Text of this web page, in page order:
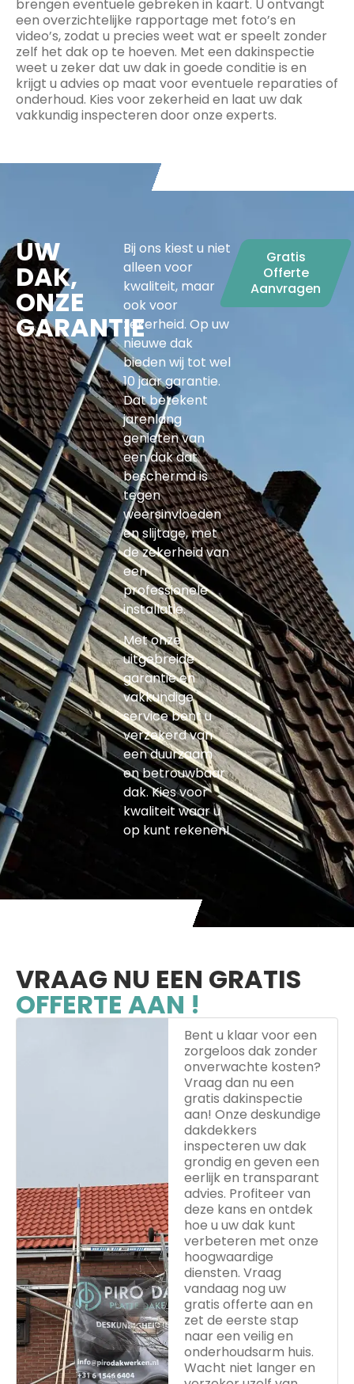
brengen eventuele gebreken in kaart. U ontvangt
een overzichtelijke rapportage met foto’s en
video’s, zodat u precies weet wat er speelt zonder
zelf het dak op te hoeven. Met een dakinspectie
weet u zeker dat uw dak in goede conditie is en
krijgt u advies op maat voor eventuele reparaties of
onderhoud. Kies voor zekerheid en laat uw dak
vakkundig inspecteren door onze experts.
UW
DAK,
ONZE
GARANTIE
Bij ons kiest u niet
alleen voor
kwaliteit, maar
ook voor
zekerheid. Op uw
nieuwe dak
bieden wij tot wel
10 jaar garantie.
Dat betekent
jarenlang
genieten van
een dak dat
beschermd is
tegen
weersinvloeden
en slijtage, met
de zekerheid van
een
professionele
installatie.
Met onze
uitgebreide
garantie en
vakkundige
service bent u
verzekerd van
een duurzaam
en betrouwbaar
dak. Kies voor
kwaliteit waar u
op kunt rekenen!
Gratis
Offerte
Aanvragen
VRAAG NU EEN GRATIS
OFFERTE AAN !
Bent u klaar voor een
zorgeloos dak zonder
onverwachte kosten?
Vraag dan nu een
gratis dakinspectie
aan! Onze deskundige
dakdekkers
inspecteren uw dak
grondig en geven een
eerlijk en transparant
advies. Profiteer van
deze kans en ontdek
hoe u uw dak kunt
verbeteren met onze
hoogwaardige
diensten. Vraag
vandaag nog uw
gratis offerte aan en
zet de eerste stap
naar een veilig en
onderhoudsarm huis.
Wacht niet langer en